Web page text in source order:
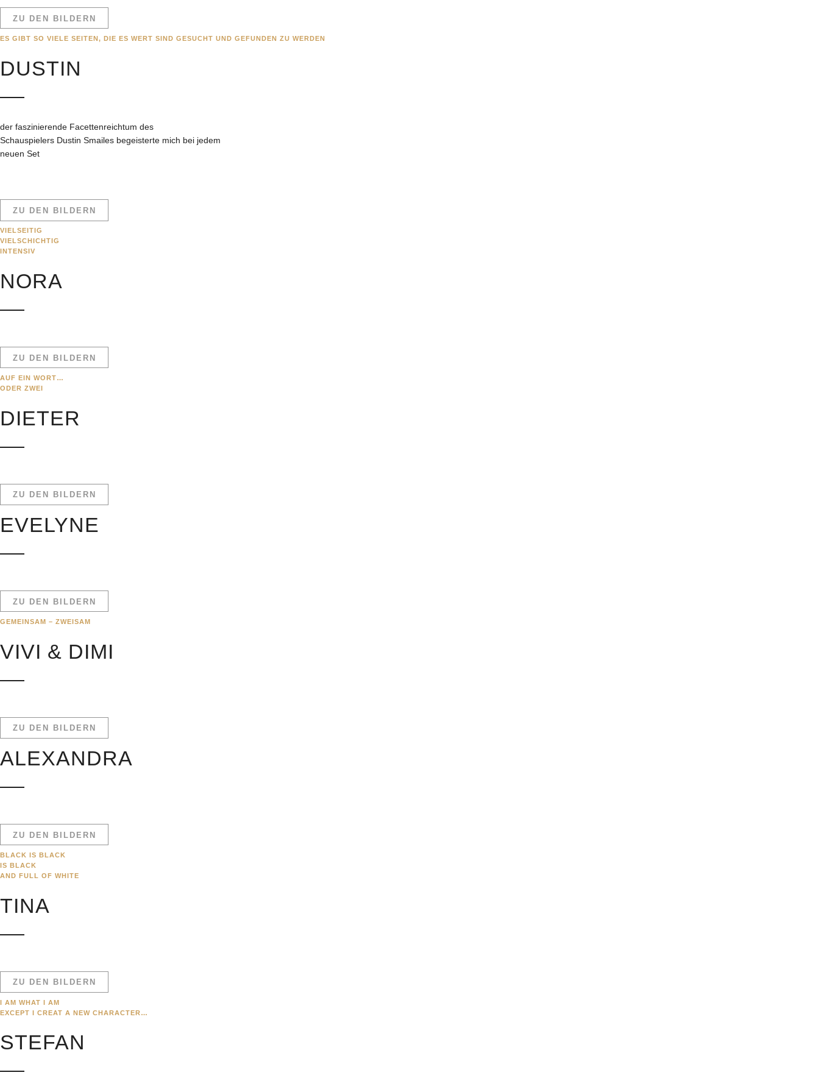
ZU DEN BILDERN
ES GIBT SO VIELE SEITEN, DIE ES WERT SIND GESUCHT UND GEFUNDEN ZU WERDEN
DUSTIN
der faszinierende Facettenreichtum des
Schauspielers Dustin Smailes begeisterte mich bei jedem
neuen Set
ZU DEN BILDERN
VIELSEITIG
VIELSCHICHTIG
INTENSIV
NORA
ZU DEN BILDERN
AUF EIN WORT…
ODER ZWEI
DIETER
ZU DEN BILDERN
EVELYNE
ZU DEN BILDERN
GEMEINSAM – ZWEISAM
VIVI & DIMI
ZU DEN BILDERN
ALEXANDRA
ZU DEN BILDERN
BLACK IS BLACK
IS BLACK
AND FULL OF WHITE
TINA
ZU DEN BILDERN
I AM WHAT I AM
EXCEPT I CREAT A NEW CHARACTER…
STEFAN